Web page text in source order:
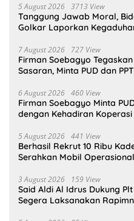
5 August 2026 3713 View
Tanggung Jawab Moral,
Golkar Laporkan
7 August 2026 727 View
Firman Soebagyo
Sasaran, Minta PUD dan
6 August 2026 460 View
Firman Soebagyo Minta
dengan Kehadiran Koperasi
5 August 2026 441 View
Berhasil Rekrut 10 Ribu
Serahkan Mobil
3 August 2026 159 View
Said Aldi Al Idrus Dukung
Segera Laksanakan